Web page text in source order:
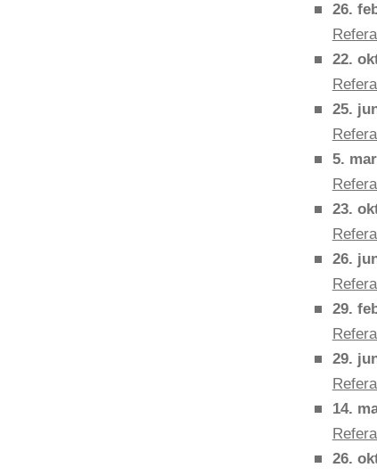
26.
22.
25.
5.
23.
R
26.
29.
29.
14.
26.